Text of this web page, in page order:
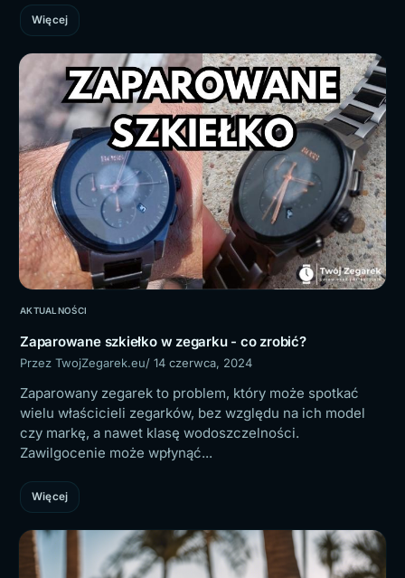
Więcej
AKTUALNOŚCI
Zaparowane szkiełko w zegarku - co zrobić?
Przez TwojZegarek.eu/ 14 czerwca, 2024
Zaparowany zegarek to problem, który może spotkać
wielu właścicieli zegarków, bez względu na ich model
czy markę, a nawet klasę wodoszczelności.
Zawilgocenie może wpłynąć...
Więcej